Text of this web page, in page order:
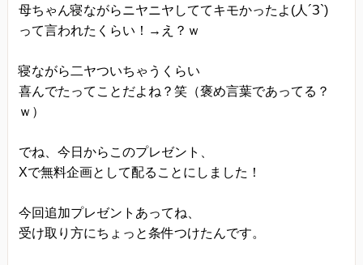
い限り、
事前に本人の同意を得ることなく、個人情報を第
個人情報の管理
当方は、個人情報の漏洩、滅失、毀損等を防止す
十分な安全保護に努め、 また、個人情報を正確
に、また最新なものに保つよう、 お預かりした個
情報内容の照会、修正または削除
母ちゃん寝ながらニヤニヤしててキモかったよ(人´З`)
って言われたくらい！→え？ｗ
寝ながら二ヤついちゃうくらい
喜んでたってことだよね？笑（褒め言葉であってる？
ｗ）
でね、今日からこのプレゼント、
Xで無料企画として配ることにしました！
今回追加プレゼントあってね、
受け取り方にちょっと条件つけたんです。